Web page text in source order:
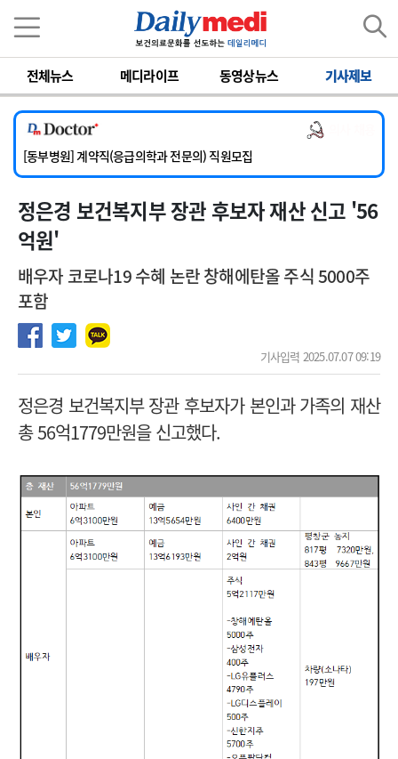
전체뉴스 메디라이프 동영상뉴스 기사제보
[서울아산병원] 2026년 하반기 인턴 모집
[영남대학교의료원] 마취통증의학과 임기제 임상의사 채용
[충남대학교병원] 소아청소년과(소아응급전담) 계약직 의사 공개채용
[동부병원] 계약직(응급의학과 전문의) 직원모집
[이대목동병원] 하반기 전공의(레지던트1년차) 모집
[서울아산병원] 2026년 하반기 인턴 모집
[영남대학교의료원] 마취통증의학과 임기제 임상의사 채용
정은경 보건복지부 장관 후보자 재산 신고 '56
억원'
배우자 코로나19 수혜 논란 창해에탄올 주식 5000주
포함
기사입력 2025.07.07 09:19
정은경 보건복지부 장관 후보자가 본인과 가족의 재산
총 56억1779만원을 신고했다.